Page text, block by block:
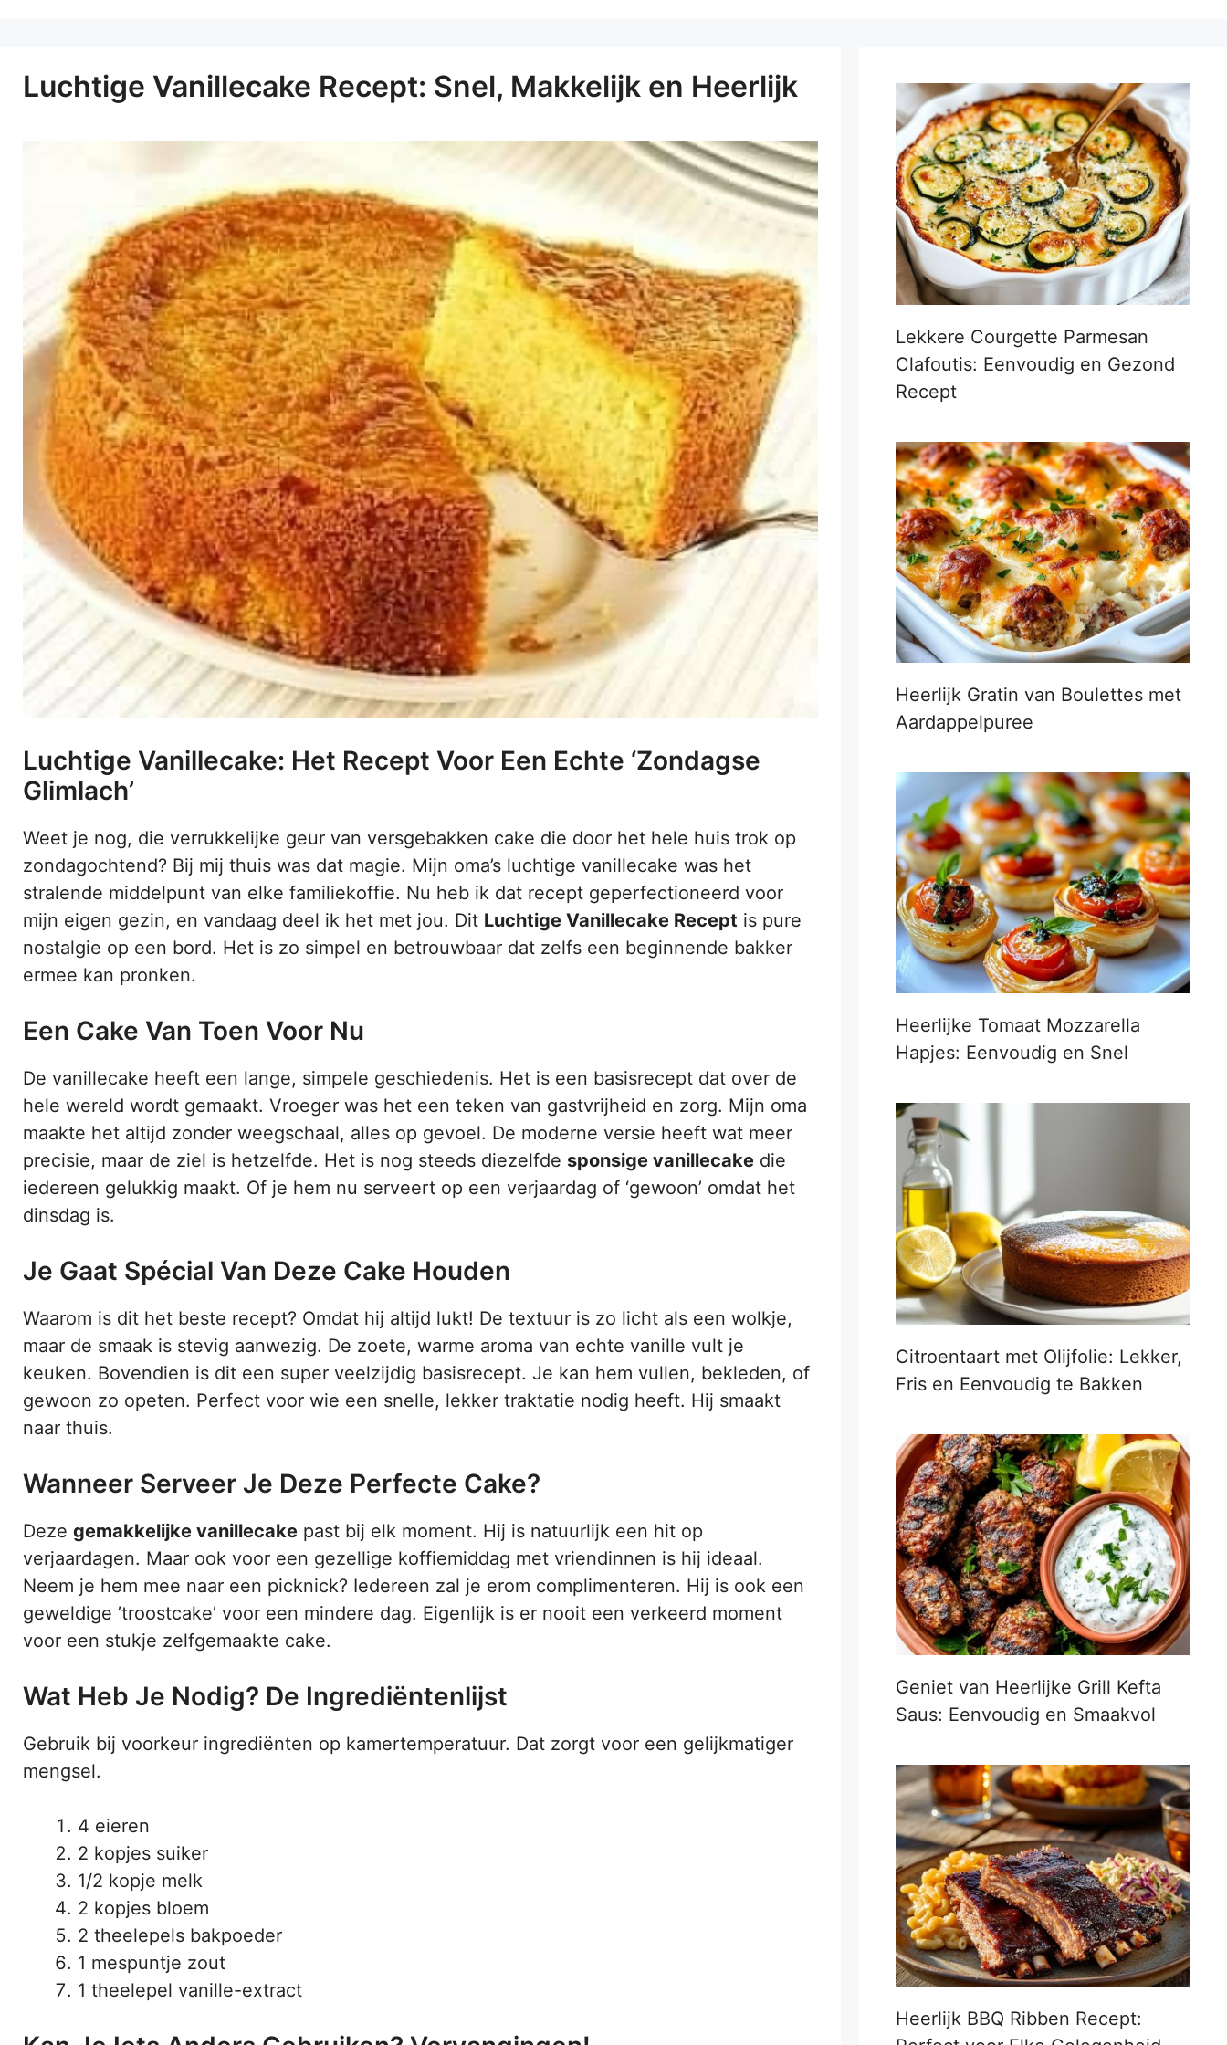
Luchtige Vanillecake Recept: Snel, Makkelijk en Heerlijk
Luchtige Vanillecake: Het Recept Voor Een Echte ‘Zondagse
Glimlach’
Weet je nog, die verrukkelijke geur van versgebakken cake die door het hele huis trok op
zondagochtend? Bij mij thuis was dat magie. Mijn oma’s luchtige vanillecake was het
stralende middelpunt van elke familiekoffie. Nu heb ik dat recept geperfectioneerd voor
mijn eigen gezin, en vandaag deel ik het met jou. Dit Luchtige Vanillecake Recept is pure
nostalgie op een bord. Het is zo simpel en betrouwbaar dat zelfs een beginnende bakker
ermee kan pronken.
Een Cake Van Toen Voor Nu
De vanillecake heeft een lange, simpele geschiedenis. Het is een basisrecept dat over de
hele wereld wordt gemaakt. Vroeger was het een teken van gastvrijheid en zorg. Mijn oma
maakte het altijd zonder weegschaal, alles op gevoel. De moderne versie heeft wat meer
precisie, maar de ziel is hetzelfde. Het is nog steeds diezelfde sponsige vanillecake die
iedereen gelukkig maakt. Of je hem nu serveert op een verjaardag of ‘gewoon’ omdat het
dinsdag is.
Je Gaat Spécial Van Deze Cake Houden
Waarom is dit het beste recept? Omdat hij altijd lukt! De textuur is zo licht als een wolkje,
maar de smaak is stevig aanwezig. De zoete, warme aroma van echte vanille vult je
keuken. Bovendien is dit een super veelzijdig basisrecept. Je kan hem vullen, bekleden, of
gewoon zo opeten. Perfect voor wie een snelle, lekker traktatie nodig heeft. Hij smaakt
naar thuis.
Wanneer Serveer Je Deze Perfecte Cake?
Deze gemakkelijke vanillecake past bij elk moment. Hij is natuurlijk een hit op
verjaardagen. Maar ook voor een gezellige koffiemiddag met vriendinnen is hij ideaal.
Neem je hem mee naar een picknick? Iedereen zal je erom complimenteren. Hij is ook een
geweldige ’troostcake’ voor een mindere dag. Eigenlijk is er nooit een verkeerd moment
voor een stukje zelfgemaakte cake.
Wat Heb Je Nodig? De Ingrediëntenlijst
Gebruik bij voorkeur ingrediënten op kamertemperatuur. Dat zorgt voor een gelijkmatiger
mengsel.
4 eieren
2 kopjes suiker
1/2 kopje melk
2 kopjes bloem
2 theelepels bakpoeder
1 mespuntje zout
1 theelepel vanille-extract
Lekkere Courgette Parmesan
Clafoutis: Eenvoudig en Gezond
Recept
Heerlijk Gratin van Boulettes met
Aardappelpuree
Heerlijke Tomaat Mozzarella
Hapjes: Eenvoudig en Snel
Citroentaart met Olijfolie: Lekker,
Fris en Eenvoudig te Bakken
Geniet van Heerlijke Grill Kefta
Saus: Eenvoudig en Smaakvol
Heerlijk BBQ Ribben Recept: